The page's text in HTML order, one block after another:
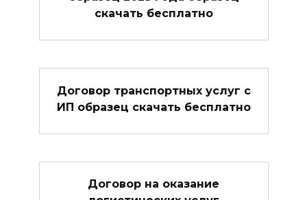
скачать бесплатно
Договор транспортных услуг с
ИП образец скачать бесплатно
Договор на оказание